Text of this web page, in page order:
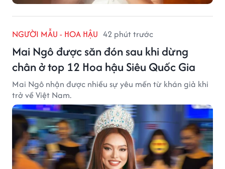
NGƯỜI MẪU - HOA HẬU 42 phút trước
Mai Ngô được săn đón sau khi dừng
chân ở top 12 Hoa hậu Siêu Quốc Gia
Mai Ngô nhận được nhiều sự yêu mến từ khán giả khi
trở về Việt Nam.